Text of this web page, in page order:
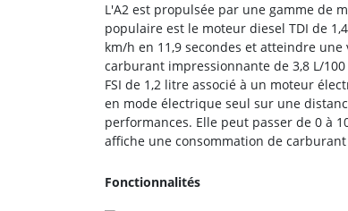
L'A2 est propulsée par une gamme de
populaire est le moteur diesel TDI de
km/h en 11,9 secondes et atteindre
carburant impressionnante de 3,8 L/
FSI de 1,2 litre associé à un moteur
en mode électrique seul sur une
performances. Elle peut passer de 0 à
affiche une consommation de
Fonctionnalités